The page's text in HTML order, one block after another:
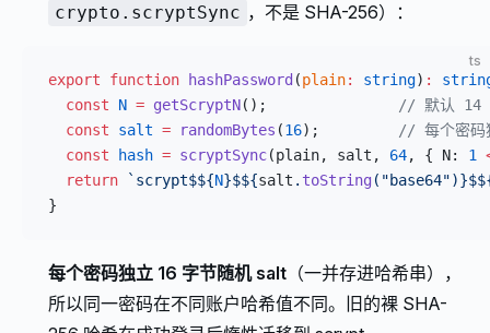
crypto.scryptSync ，不是 SHA-256）：
ts
export function hashPassword (plain: string) :
  const
N = getScryptN();
// 默认 14 →
  const
salt = randomBytes (16);
// 每个密
  const
hash = scryptSync(plain, salt, 64, { N: 1
  return
`scrypt$${N}$${salt . toString( "base64")
}
每个密码独立 16 字节随机 salt （一并存进哈希串），
所以同一密码在不同账户哈希值不同。旧的裸 SHA-